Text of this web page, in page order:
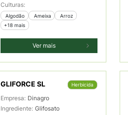
Culturas:
Algodão Ameixa
Arroz
+18 mais
Ver mais
GLIFORCE SL Herbicida
Empresa: Dinagro
Ingrediente: Glifosato